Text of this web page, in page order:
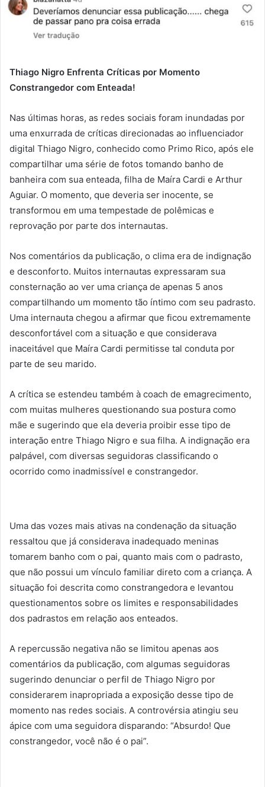
Thiago Nigro Enfrenta Críticas por Momento
Constrangedor com Enteada!
Nas últimas horas, as redes sociais foram inundadas por
uma enxurrada de críticas direcionadas ao influenciador
digital Thiago Nigro, conhecido como Primo Rico, após ele
compartilhar uma série de fotos tomando banho de
banheira com sua enteada, filha de Maíra Cardi e Arthur
Aguiar. O momento, que deveria ser inocente, se
transformou em uma tempestade de polêmicas e
reprovação por parte dos internautas.
Nos comentários da publicação, o clima era de indignação
e desconforto. Muitos internautas expressaram sua
consternação ao ver uma criança de apenas 5 anos
compartilhando um momento tão íntimo com seu padrasto.
Uma internauta chegou a afirmar que ficou extremamente
desconfortável com a situação e que considerava
inaceitável que Maíra Cardi permitisse tal conduta por
parte de seu marido.
A crítica se estendeu também à coach de emagrecimento,
com muitas mulheres questionando sua postura como
mãe e sugerindo que ela deveria proibir esse tipo de
interação entre Thiago Nigro e sua filha. A indignação era
palpável, com diversas seguidoras classificando o
ocorrido como inadmissível e constrangedor.
Uma das vozes mais ativas na condenação da situação
ressaltou que já considerava inadequado meninas
tomarem banho com o pai, quanto mais com o padrasto,
que não possui um vínculo familiar direto com a criança. A
situação foi descrita como constrangedora e levantou
questionamentos sobre os limites e responsabilidades
dos padrastos em relação aos enteados.
A repercussão negativa não se limitou apenas aos
comentários da publicação, com algumas seguidoras
sugerindo denunciar o perfil de Thiago Nigro por
considerarem inapropriada a exposição desse tipo de
momento nas redes sociais. A controvérsia atingiu seu
ápice com uma seguidora disparando: “Absurdo! Que
constrangedor, você não é o pai”.